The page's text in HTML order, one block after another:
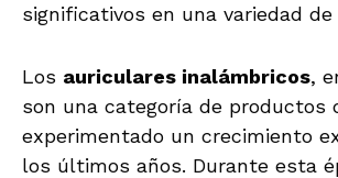
significativos en una variedad de
Los auriculares inalámbricos,
son una categoría de productos
experimentado un crecimiento
los últimos años. Durante esta